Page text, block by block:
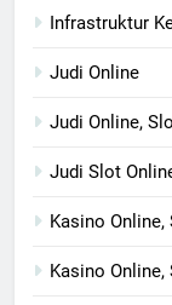
Infrastruktur
Judi Online
Judi Online,
Judi Slot
Kasino Online,
Kasino Online,